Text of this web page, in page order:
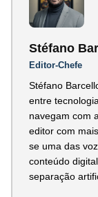
Stéfano
Editor-Chefe
Stéfano
entre
navegam com
editor com
se uma das
conteúdo
separação